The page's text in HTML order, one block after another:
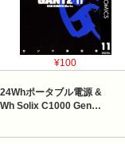
¥100
ポータブル電源 &
Solix C1000 Gen…